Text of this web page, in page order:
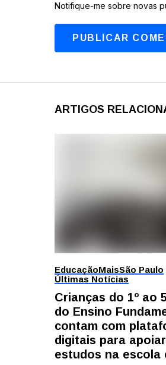
Notifique-me sobre novas
ARTIGOS
EducaçãoMaisSão Paulo
Últimas Notícias
Crianças do 1º ao
do Ensino
contam com
digitais para apoiar
estudos na escola